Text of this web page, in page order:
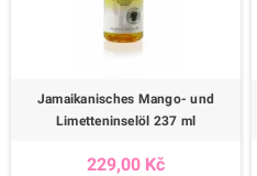
Jamaikanisches Mango- und
Limetteninselöl 237 ml
229,00 Kč